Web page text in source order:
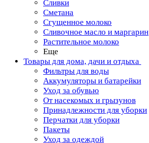
Сливки
Сметана
Сгущенное молоко
Сливочное масло и маргарин
Растительное молоко
Еще
Товары для дома, дачи и отдыха
Фильтры для воды
Аккумуляторы и батарейки
Уход за обувью
От насекомых и грызунов
Принадлежности для уборки
Перчатки для уборки
Пакеты
Уход за одеждой